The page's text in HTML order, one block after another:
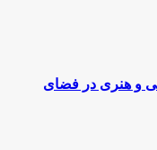
و هنری در فضای